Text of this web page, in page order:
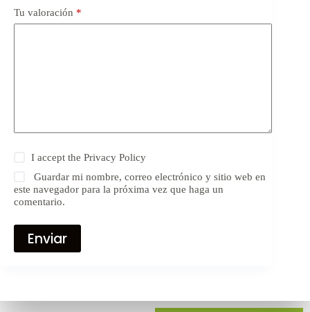
Tu valoración *
I accept thePrivacy Policy
Guardar mi nombre, correo electrónico y sitio web en
este navegador para la próxima vez que haga un
comentario.
Enviar